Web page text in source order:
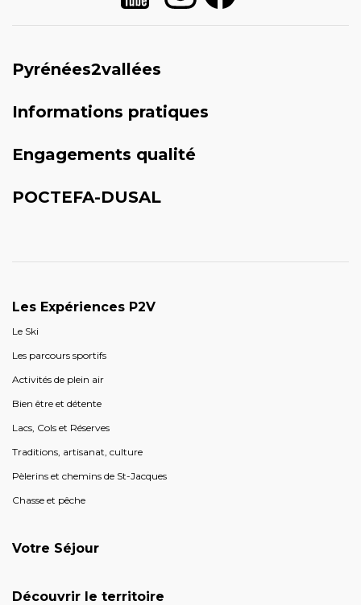
Pyrénées2vallées
Informations pratiques
Engagements qualité
POCTEFA-DUSAL
Les Expériences P2V
Le Ski
Les parcours sportifs
Activités de plein air
Bien être et détente
Lacs, Cols et Réserves
Traditions, artisanat, culture
Pèlerins et chemins de St-Jacques
Chasse et pêche
Votre Séjour
Découvrir le territoire